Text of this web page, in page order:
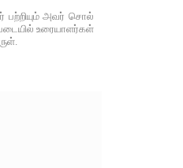
பற்றியும் அவர் சொல்
உரையாளர்கள்